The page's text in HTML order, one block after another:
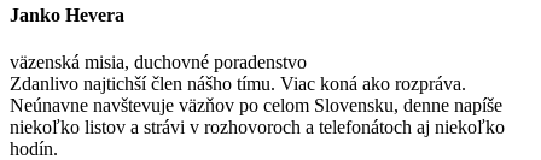
Janko Hevera
väzenská misia, duchovné poradenstvo
Zdanlivo najtichší člen nášho tímu. Viac koná ako rozpráva.
Neúnavne navštevuje väzňov po celom Slovensku, denne napíše
niekoľko listov a strávi v rozhovoroch a telefonátoch aj niekoľko
hodín.